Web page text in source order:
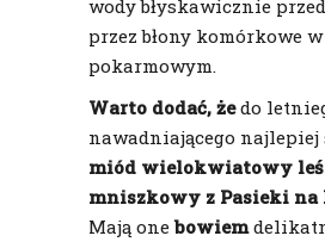
wody błyskawicznie
przez błony komórkowe
pokarmowym.
Warto dodać, żedo
nawadniającego
miód wielokwiatowy
mniszkowy z Pasieki na
Mają onebowiem